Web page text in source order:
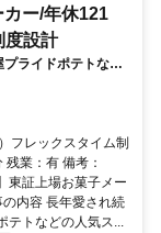
カー/年休121
度設計
ライドポテトなど
計・運用業務をお
しています。
フレックスタイム制
業：有 備考：
東証上場お菓子メー
内容 長年愛され続
テトなどの人気ス...